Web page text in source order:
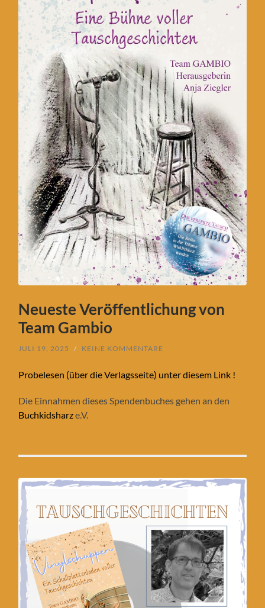
Neueste Veröffentlichung von
Team Gambio
JULI 19, 2025 / KEINE KOMMENTARE
Probelesen (über die Verlagsseite) unter diesem Link !
Die Einnahmen dieses Spendenbuches gehen an den
Buchkidsharze.V.